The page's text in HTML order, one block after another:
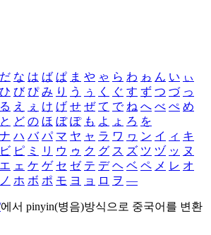
だ な は ば ぱ ま や ゃ ら わ ゎ ん い ぃ
ひ び ぴ み り う ぅ く ぐ す ず つ づ っ
る え ぇ け げ せ ぜ て で ね へ べ ぺ め
と ど の ほ ぼ ぽ も よ ょ ろ を
ナ ハ バ パ マ ヤ ャ ラ ワ ヮ ン イ ィ キ
ビ ピ ミ リ ウ ゥ ク グ ス ズ ツ ヅ ッ ヌ
エ ェ ケ ゲ セ ゼ テ デ ヘ ベ ペ メ レ オ
ノ ホ ボ ポ モ ヨ ョ ロ ヲ ―
에서 pinyin(병음)방식으로 중국어를 변환